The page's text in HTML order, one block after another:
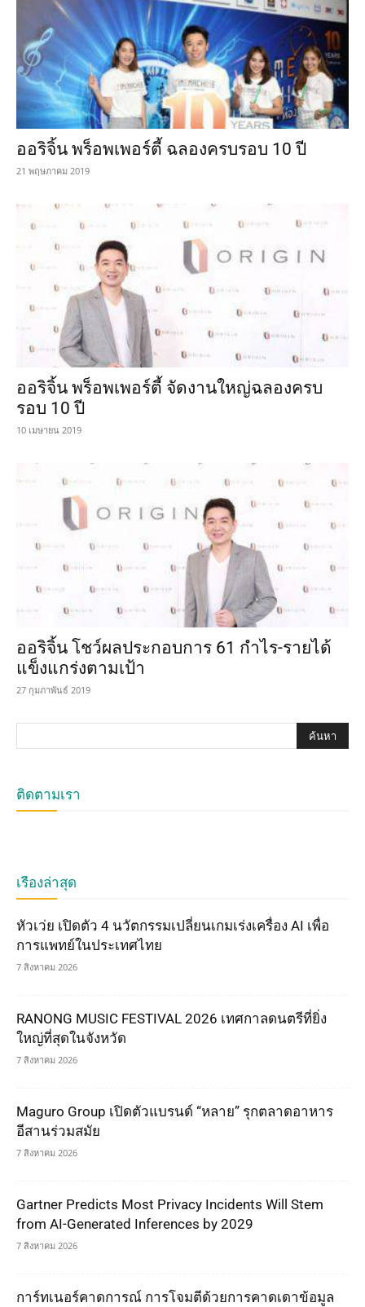
ออริจิ้น พร็อพเพอร์ตี้ ฉลองครบรอบ 10 ปี
21 พฤษภาคม 2019
ออริจิ้น พร็อพเพอร์ตี้ จัดงานใหญ่ฉลองครบ
รอบ 10 ปี
10 เมษายน 2019
ออริจิ้น โชว์ผลประกอบการ 61 กำไร-รายได้
แข็งแกร่งตามเป้า
27 กุมภาพันธ์ 2019
ติดตามเรา
เรื่องล่าสุด
หัวเว่ย เปิดตัว 4 นวัตกรรมเปลี่ยนเกมเร่งเครื่อง AI เพื่อ
การแพทย์ในประเทศไทย
7 สิงหาคม 2026
RANONG MUSIC FESTIVAL 2026 เทศกาลดนตรีที่ยิ่ง
ใหญ่ที่สุดในจังหวัด
7 สิงหาคม 2026
Maguro Group เปิดตัวแบรนด์ “หลาย” รุกตลาดอาหาร
อีสานร่วมสมัย
7 สิงหาคม 2026
Gartner Predicts Most Privacy Incidents Will Stem
from AI-Generated Inferences by 2029
7 สิงหาคม 2026
การ์ทเนอร์คาดการณ์ การโจมตีด้วยการคาดเดาข้อมูล